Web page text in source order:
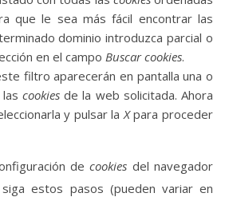
que le sea más fácil encontrar las
dominio introduzca parcial o
en el campo Buscar cookies.
filtro aparecerán en pantalla una o
cookiesde la web solicitada. Ahora
y pulsar laXpara proceder
decookies del navegador
siga estos pasos (pueden variar en